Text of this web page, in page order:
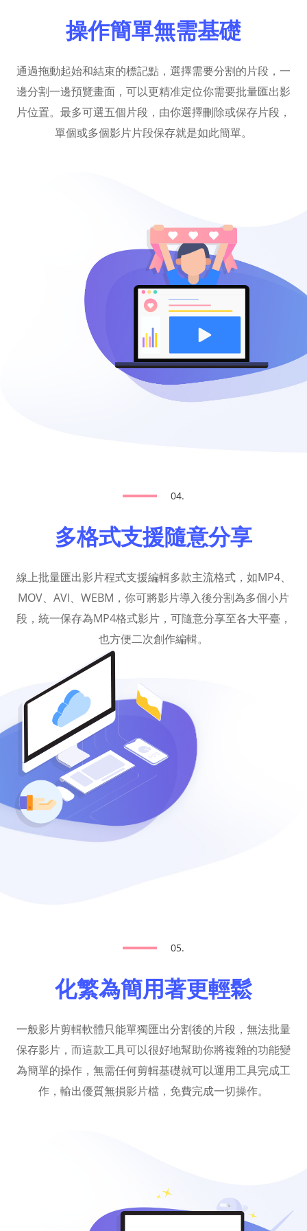
操作簡單無需基礎
通過拖動起始和結束的標記點，選擇需要分割的片段，一
邊分割一邊預覽畫面，可以更精准定位你需要批量匯出影
片位置。最多可選五個片段，由你選擇刪除或保存片段，
單個或多個影片片段保存就是如此簡單。
04.
多格式支援隨意分享
線上批量匯出影片程式支援編輯多款主流格式，如MP4、
MOV、AVI、WEBM，你可將影片導入後分割為多個小片
段，統一保存為MP4格式影片，可隨意分享至各大平臺，
也方便二次創作編輯。
05.
化繁為簡用著更輕鬆
一般影片剪輯軟體只能單獨匯出分割後的片段，無法批量
保存影片，而這款工具可以很好地幫助你將複雜的功能變
為簡單的操作，無需任何剪輯基礎就可以運用工具完成工
作，輸出優質無損影片檔，免費完成一切操作。